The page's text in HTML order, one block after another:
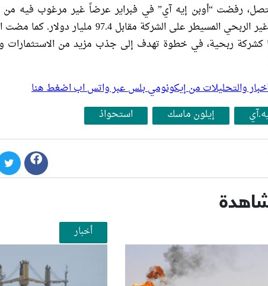
رفضت “أوبن إيه آي” في فبراير عرضاً غير مرغوب فيه من
أصول الكيان غير الربحي المسيطر على الشركة
كشركة ربحية، في خطوة تهدف إلى جذب مزيد من الاستثمارات
والتحليلات من إيكونومي بلس عبر واتس اب اضغط هنا
إيلون ماسك استحواذ
أخبار